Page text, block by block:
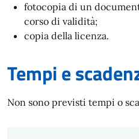
fotocopia di un
corso di validità;
copia della licenza.
Tempi e
Non sono previsti tempi o